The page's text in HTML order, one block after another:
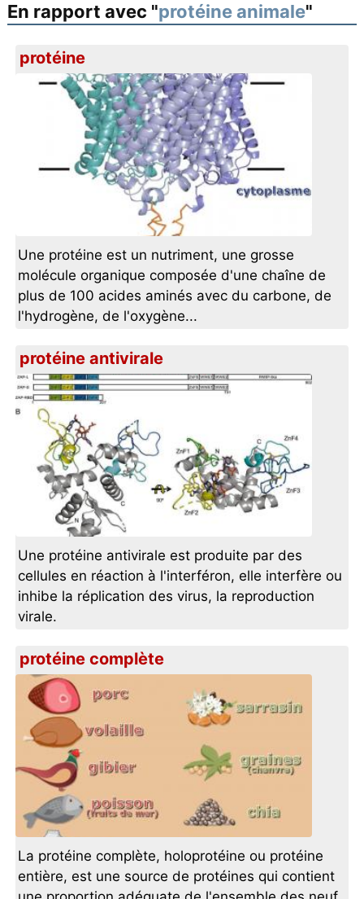
En rapport avec "protéine animale"
protéine
Une protéine est un nutriment, une grosse
molécule organique composée d'une chaîne de
plus de 100 acides aminés avec du carbone, de
l'hydrogène, de l'oxygène...
protéine antivirale
Une protéine antivirale est produite par des
cellules en réaction à l'interféron, elle interfère ou
inhibe la réplication des virus, la reproduction
virale.
protéine complète
La protéine complète, holoprotéine ou protéine
entière, est une source de protéines qui contient